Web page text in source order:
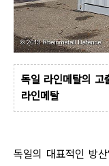
독일 라인메탈의 고
라인메탈
독일의 대표적인 방